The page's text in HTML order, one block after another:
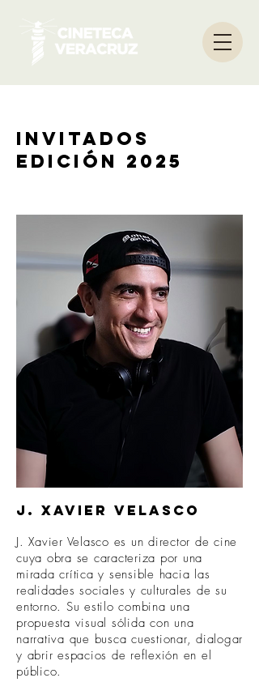
Invitados
edición 2025
J. Xavier Velasco
J. Xavier Velasco es un director de cine
cuya obra se caracteriza por una
mirada crítica y sensible hacia las
realidades sociales y culturales de su
entorno. Su estilo combina una
propuesta visual sólida con una
narrativa que busca cuestionar, dialogar
y abrir espacios de reflexión en el
público.